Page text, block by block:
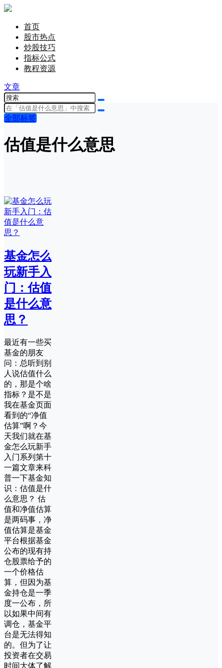
首页
股市热点
炒股技巧
指标公式
教程资源
文章
全部标签
估值是什么意思
基金怎么
玩新手入
门：估值
是什么意
思？
最近有一些买
基金的朋友
问：总听到别
人说估值什么
的，那是个啥
指标？是不是
我在基金页面
看到的“净值
估算”啊？今
天我们就在基
金怎么玩新手
入门系列第十
一篇文章来科
普一下基金知
识：估值是什
么意思？ 估
值和净值估算
是两码事，净
值估算是基金
平台根据基金
公布的现有持
仓股票给予的
一个价格估
算，但因为基
金持仓是一季
度一公布，所
以如果中间有
调仓，基金平
台是无法得知
的。但为了让
投资者在交易
时间大体了解